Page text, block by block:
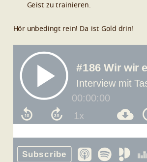
Geist zu trainieren.
Hör unbedingt rein! Da ist Gold drin!